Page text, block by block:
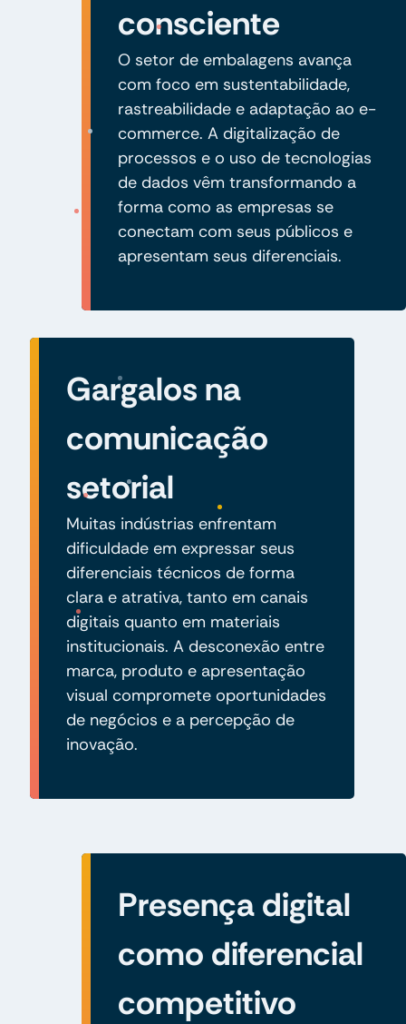
consciente
O setor de embalagens avança
com foco em sustentabilidade,
rastreabilidade e adaptação ao e-
commerce. A digitalização de
processos e o uso de tecnologias
de dados vêm transformando a
forma como as empresas se
conectam com seus públicos e
apresentam seus diferenciais.
Gargalos na
comunicação
setorial
Muitas indústrias enfrentam
dificuldade em expressar seus
diferenciais técnicos de forma
clara e atrativa, tanto em canais
digitais quanto em materiais
institucionais. A desconexão entre
marca, produto e apresentação
visual compromete oportunidades
de negócios e a percepção de
inovação.
Presença digital
como diferencial
competitivo